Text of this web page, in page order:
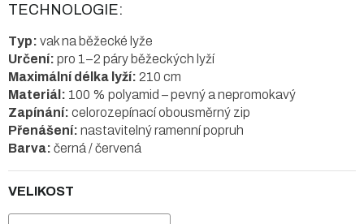
VELIKOST
TECHNOLOGIE:
Typ: vak na běžecké lyže
Určení: pro 1–2 páry běžeckých lyží
Maximální délka lyží: 210 cm
Materiál: 100 % polyamid – pevný a nepromokavý
Zapínání: celorozepínací obousměrný zip
Přenášení: nastavitelný ramenní popruh
Barva: černá / červená